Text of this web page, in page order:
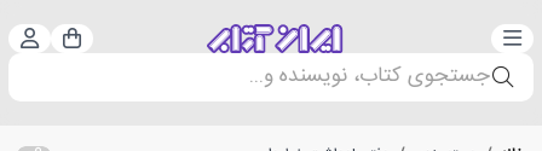
دسته‌بندی سبد
جستجوی کتاب، نویسنده و...